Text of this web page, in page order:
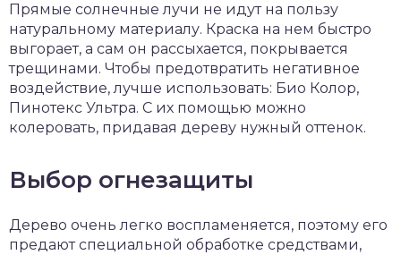
Прямые солнечные лучи не идут на пользу
натуральному материалу. Краска на нем быстро
выгорает, а сам он рассыхается, покрывается
трещинами. Чтобы предотвратить негативное
воздействие, лучше использовать: Био Колор,
Пинотекс Ультра. С их помощью можно
колеровать, придавая дереву нужный оттенок.
Выбор огнезащиты
Дерево очень легко воспламеняется, поэтому его
предают специальной обработке средствами,